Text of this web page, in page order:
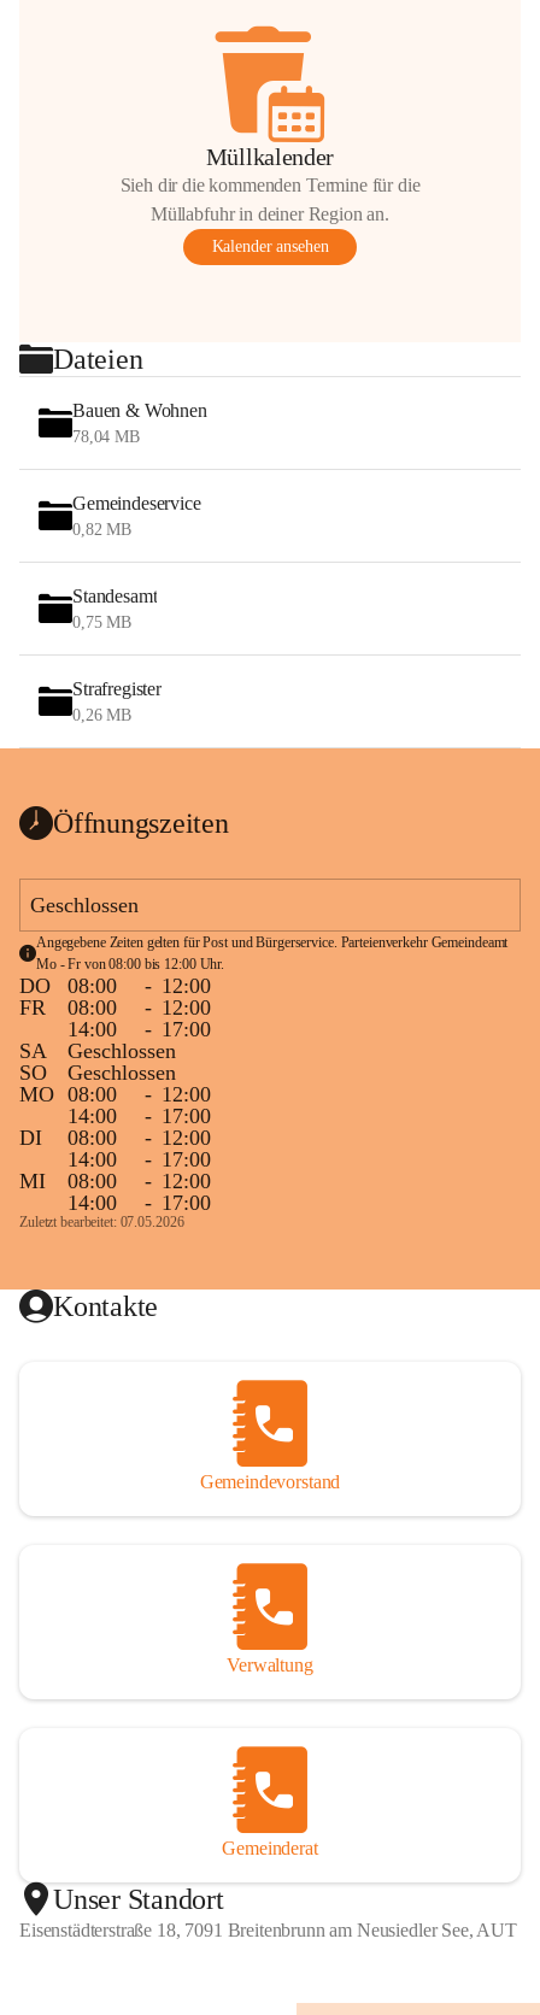
Müllkalender
Sieh dir die kommenden Termine für die
Müllabfuhr in deiner Region an.
Kalender ansehen
Dateien
Bauen & Wohnen
78,04 MB
Gemeindeservice
0,82 MB
Standesamt
0,75 MB
Strafregister
0,26 MB
Öffnungszeiten
Geschlossen
Angegebene Zeiten gelten für Post und Bürgerservice. Parteienverkehr Gemeindeamt
Mo - Fr von 08:00 bis 12:00 Uhr.
DO 08:00 - 12:00
FR
08:00 - 12:00
14:00
- 17:00
SA
Geschlossen
SO
Geschlossen
MO 08:00 - 12:00
14:00
- 17:00
DI
08:00 - 12:00
14:00
- 17:00
MI
08:00 - 12:00
14:00
- 17:00
Zuletzt bearbeitet: 07.05.2026
Kontakte
Gemeindevorstand
Verwaltung
Gemeinderat
Unser Standort
Eisenstädterstraße 18, 7091 Breitenbrunn am Neusiedler See, AUT